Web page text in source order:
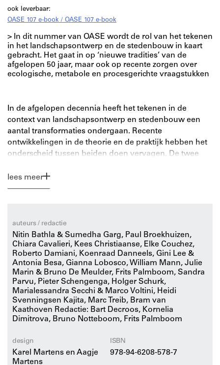
ook leverbaar:
OASE 107 e-book / OASE 107 e-book
> In dit nummer van OASE wordt de rol van het tekenen
in het landschapsontwerp en de stedenbouw in kaart
gebracht. Het gaat in op ‘nieuwe tradities’ van de
afgelopen 50 jaar, maar ook op recente zorgen over
ecologische, metabole en procesgerichte vraagstukken
In de afgelopen decennia heeft het tekenen in de
context van landschapsontwerp en stedenbouw een
aantal transformaties ondergaan. Recente
ontwikkelingen in de theorie en de praktijk hebben het
onderscheid tussen beiden doen vervagen. De twee
– of tuinieren – ‘op grotere schaal’, vooral in de context
van kwesties als woningbouw, landinrichting en uiterlijk
nadrukkelijkere rol, wat resulteert in nieuwe manieren
van tekenen. Beide disciplines laten het object-
georiënteerde denken achter zich en lijken overtuigd te
zijn van het belang van het proces en de impact van de
factor tijd. De ruimte wordt opgevat als een kruispunt –
een ‘gestold punt’ – in een veelvoud aan stromen en
processen.
Voor ontwerpers is de vraag, hoe al deze stromen en
processen samenkomen, materialiseren en zichtbaar
vertegenwoordigd in analyses en ontwerpen, van het
grootste belang. Het ontwerp en de tekening lijken te
lees meer
auteurs / redactie
Nitin Bathla & Sumedha Garg, Paul Broekhuizen,
Chiara Cavalieri, Kees Christiaanse, Elke Couchez,
Roberto Damiani, Koenraad Danneels, Gini Lee &
Antonia Besa, Gianna Lobosco, William Mann, Julie
Marin & Bruno De Meulder, Frits Palmboom, Sandra
Parvu, Pieter Schengenga, Holger Schurk,
Marialessandra Secchi & Marco Voltini, Heidi
Svenningsen Kajita, Marc Treib, Bram van
Kaathoven Redactie: Bart Decroos, Kornelia
Dimitrova, Bruno Notteboom, Frits Palmboom
design
Karel Martens en Aagje
Martens
ISBN
978-94-6208-578-7